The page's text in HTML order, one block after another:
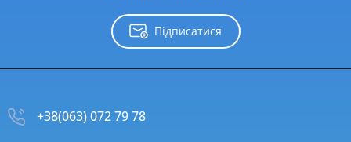
Підписатися
+38(063) 072 79 78